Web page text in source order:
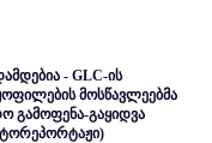
- GLC-ის
მოსწავლეებმა
გამოფენა-გაყიდვა